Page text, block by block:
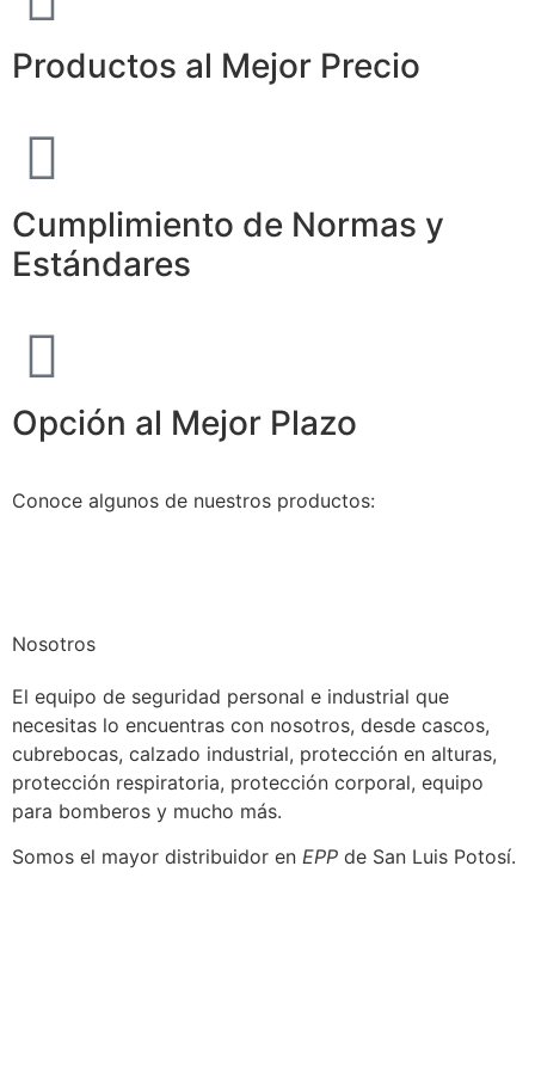
Productos al Mejor Precio
Cumplimiento de Normas y
Estándares
Opción al Mejor Plazo
Conoce algunos de nuestros productos:
Nosotros
El equipo de seguridad personal e industrial que
necesitas lo encuentras con nosotros, desde cascos,
cubrebocas, calzado industrial, protección en alturas,
protección respiratoria, protección corporal, equipo
para bomberos y mucho más.
Somos el mayor distribuidor en EPP de San Luis Potosí.